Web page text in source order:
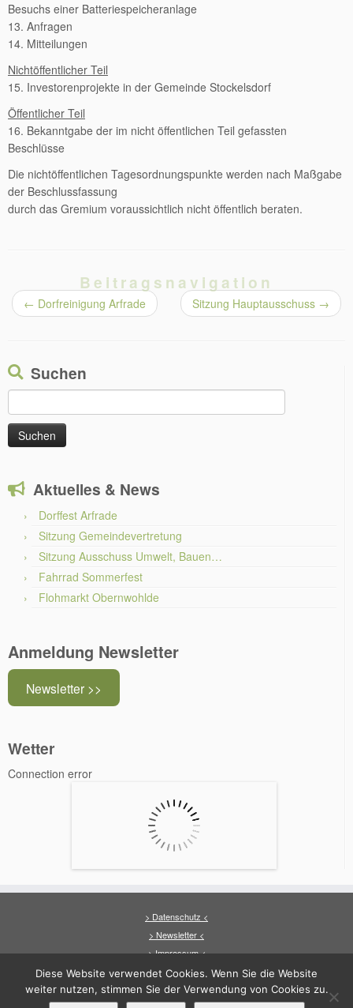
Besuchs einer Batteriespeicheranlage
13. Anfragen
14. Mitteilungen
Nichtöffentlicher Teil
15. Investorenprojekte in der Gemeinde Stockelsdorf
Öffentlicher Teil
16. Bekanntgabe der im nicht öffentlichen Teil gefassten
Beschlüsse
Die nichtöffentlichen Tagesordnungspunkte werden nach Maßgabe
der Beschlussfassung
durch das Gremium voraussichtlich nicht öffentlich beraten.
Beitragsnavigation
← Dorfreinigung Arfrade Sitzung Hauptausschuss →
Suchen
nach:
Aktuelles & News
Dorffest Arfrade
Sitzung Gemeindevertretung
Sitzung Ausschuss Umwelt, Bauen…
Fahrrad Sommerfest
Flohmarkt Obernwohlde
Anmeldung Newsletter
Newsletter >>
Wetter
Connection error
> Datenschutz <
> Newsletter <
> Impressum <
Diese Website verwendet Cookies. Wenn Sie die Website
weiter nutzen, stimmen Sie der Verwendung von Cookies zu.